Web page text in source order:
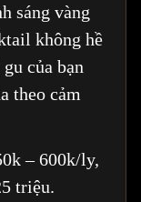
sáng vàng
không hề
của bạn
theo cảm
– 600k/ly,
triệu.